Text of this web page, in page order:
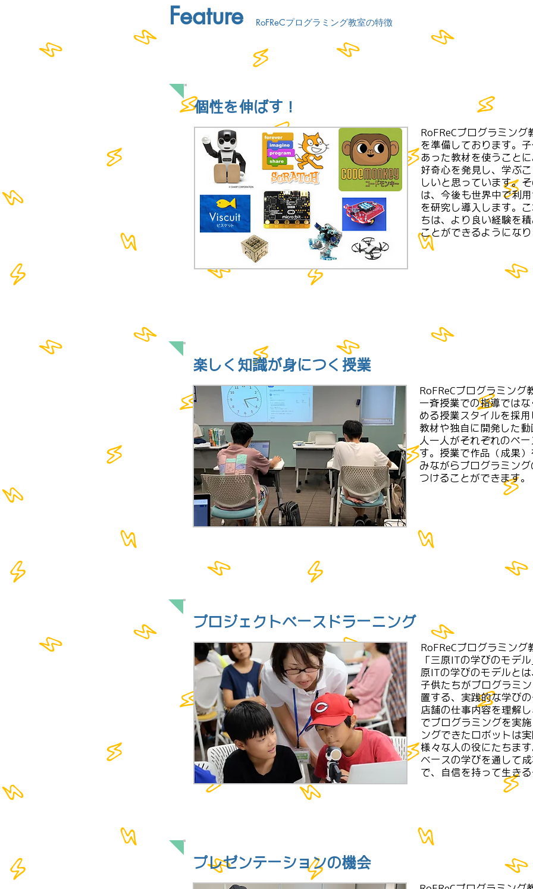
Feature RoFReCプログラミング教室の特徴
個性を伸ばす！
RoFReCプログラミン
を準備しております。
あった教材を使うこと
好奇心を発見し、学ぶ
しいと思っています。
は、今後も世界中で利
を研究し導入します。
ちは、より良い経験を
ことができるようにな
楽しく知識が身につく授業
RoFReCプログラミング
一斉授業での指導では
める授業スタイルを採
教材や独自に開発した
人一人がそれぞれのペ
す。授業で作品（成果
みながらプログラミン
つけることができます。
プロジェクトベースドラーニング
RoFReCプログラミング
「三原ITの学びのモデ
原ITの学びのモデルと
子供たちがプログラミ
置する、実践的な学び
店舗の仕事内容を理解
でプログラミングを実
ングできたロボットは
様々な人の役にたちま
ベースの学びを通して
で、自信を持って生き
プレゼンテーションの機会